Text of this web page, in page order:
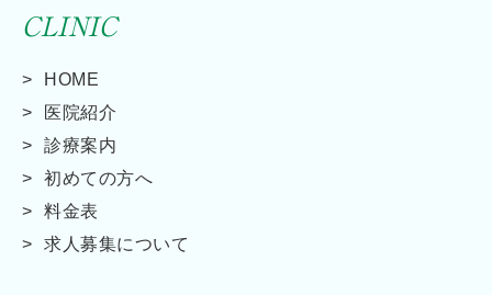
CLINIC
HOME
医院紹介
診療案内
初めての方へ
料金表
求人募集について